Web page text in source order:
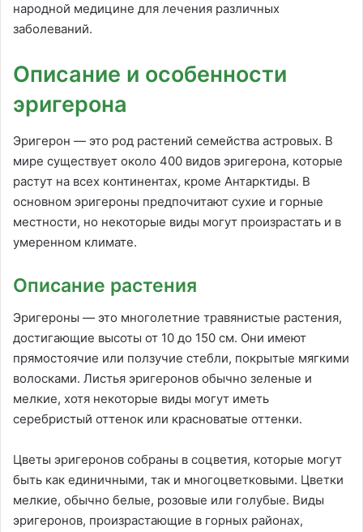
народной медицине для лечения различных
заболеваний.
Описание и особенности
эригерона
Эригерон — это род растений семейства астровых. В
мире существует около 400 видов эригерона, которые
растут на всех континентах, кроме Антарктиды. В
основном эригероны предпочитают сухие и горные
местности, но некоторые виды могут произрастать и в
умеренном климате.
Описание растения
Эригероны — это многолетние травянистые растения,
достигающие высоты от 10 до 150 см. Они имеют
прямостоячие или ползучие стебли, покрытые мягкими
волосками. Листья эригеронов обычно зеленые и
мелкие, хотя некоторые виды могут иметь
серебристый оттенок или красноватые оттенки.
Цветы эригеронов собраны в соцветия, которые могут
быть как единичными, так и многоцветковыми. Цветки
мелкие, обычно белые, розовые или голубые. Виды
эригеронов, произрастающие в горных районах,